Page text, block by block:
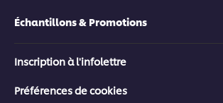
Échantillons & Promotions
Inscription à l'infolettre
Préférences de cookies